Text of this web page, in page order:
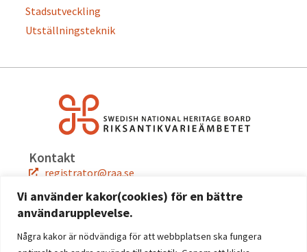
Vi använder kakor(cookies) för en bättre
användarupplevelse.
Några kakor är nödvändiga för att webbplatsen ska fungera
Stadsutveckling
Utställningsteknik
Kontakt
registrator@raa.se
Snabblänkar
Jobba hos oss
Press